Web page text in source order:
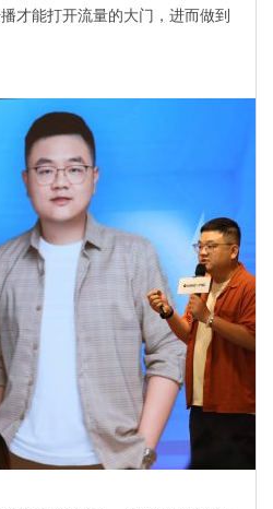
才能打开流量的大门，进而做到